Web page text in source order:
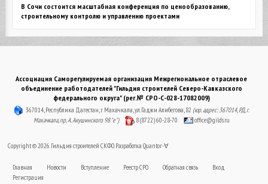
В Сочи состоится масштабная конференция по ценообразованию,
строительному контролю и управлению проектами
Ассоциация Саморегулируемая организация Межрегиональное отраслевое
объединение работодателей "Гильдия строителей Северо-Кавказского
федерального округа" (рег.№ СРО-С-028-17082009)
367014, Республика Дагестан, г. Махачкала, ул. Гаджи Алибегова, 82 (юр. адрес: 367014, РД, г.
Махачкала, пр. А. Акушинского 98 "е")
8 (8722) 60-28-70 office@gilds.ru
Copyright © 2026. Гильдия строителей СКФО. Разработка Quantor-∀
Главная Новости Вступление Реестр СРО Обратная связь
Вход
Регистрация